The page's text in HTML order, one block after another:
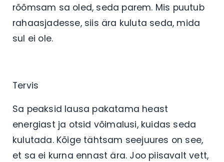
rõõmsam sa oled, seda parem. Mis puutub
rahaasjadesse, siis ära kuluta seda, mida
sul ei ole.
Tervis
Sa peaksid lausa pakatama heast
energiast ja otsid võimalusi, kuidas seda
kulutada. Kõige tähtsam seejuures on see,
et sa ei kurna ennast ära. Joo piisavalt vett,